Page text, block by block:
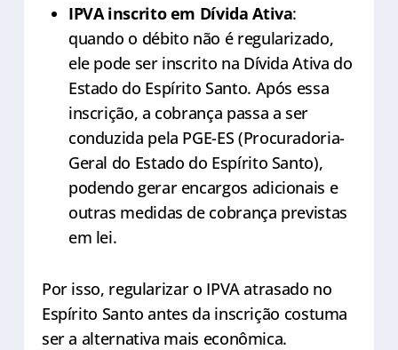
IPVA inscrito em Dívida Ativa:
quando o débito não é regularizado,
ele pode ser inscrito na Dívida Ativa do
Estado do Espírito Santo. Após essa
inscrição, a cobrança passa a ser
conduzida pela PGE-ES (Procuradoria-
Geral do Estado do Espírito Santo),
podendo gerar encargos adicionais e
outras medidas de cobrança previstas
em lei.
Por isso, regularizar o IPVA atrasado no
Espírito Santo antes da inscrição costuma
ser a alternativa mais econômica.